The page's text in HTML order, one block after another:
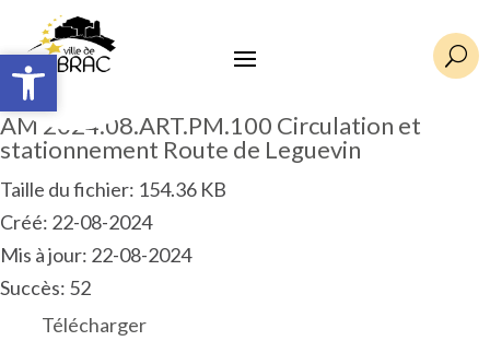
Ouvrir la barre d’outils U
AM 2024.08.ART.PM.100 Circulation et
stationnement Route de Leguevin
Taille du fichier: 154.36 KB
Créé: 22-08-2024
Mis à jour: 22-08-2024
Succès: 52
Télécharger
Ouvrir la barre d’outils